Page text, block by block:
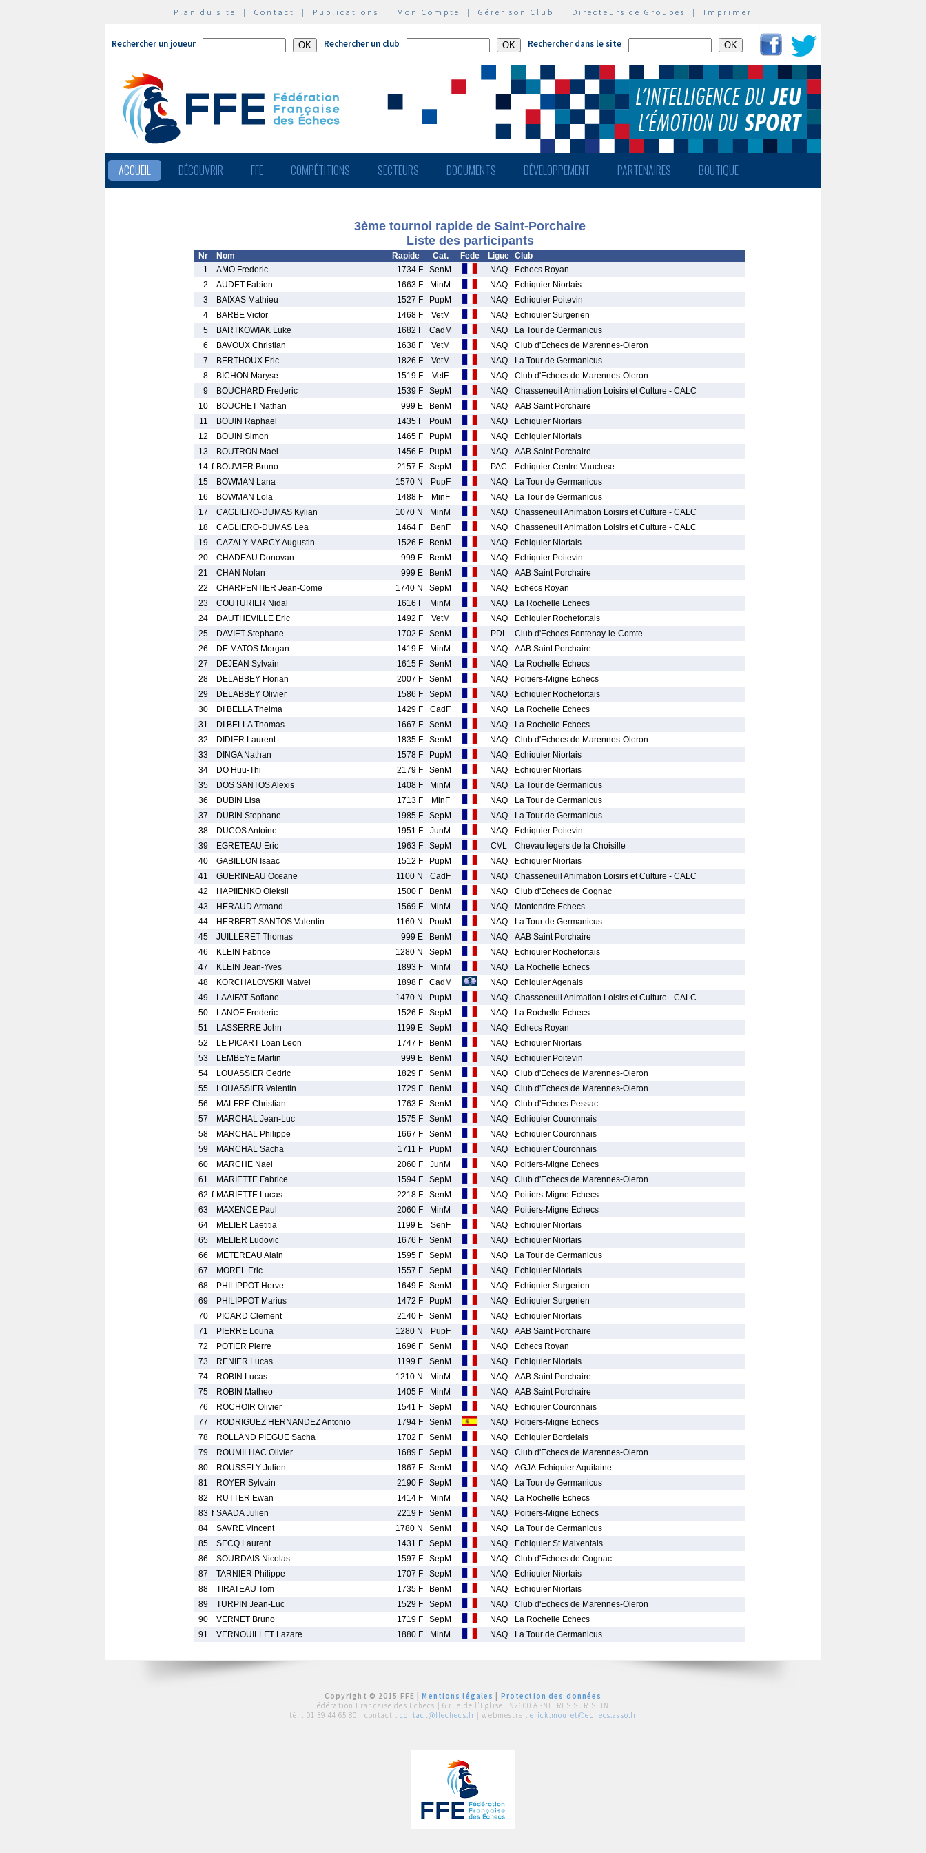
Plan du site | Contact | Publications | Mon Compte | Gérer son Club | Directeurs de Groupes | Imprimer
Rechercher un joueur Rechercher un club Rechercher dans le site
ACCUEIL DÉCOUVRIR FFE COMPÉTITIONS SECTEURS DOCUMENTS DÉVELOPPEMENT PARTENAIRES BOUTIQUE
3ème tournoi rapide de Saint-Porchaire
Liste des participants
Nr Nom Rapide Cat. Fede Ligue Club
1
AMO Frederic 1734 F SenM NAQ
Echecs Royan
2
AUDET Fabien 1663 F MinM NAQ
Echiquier Niortais
3
BAIXAS Mathieu 1527 F PupM NAQ
Echiquier Poitevin
4
BARBE Victor 1468 F VetM NAQ
Echiquier Surgerien
5
BARTKOWIAK Luke 1682 F CadM NAQ
La Tour de Germanicus
6
BAVOUX Christian 1638 F VetM NAQ
Club d'Echecs de Marennes-Oleron
7
BERTHOUX Eric 1826 F VetM NAQ
La Tour de Germanicus
8
BICHON Maryse 1519 F VetF NAQ
Club d'Echecs de Marennes-Oleron
9
BOUCHARD Frederic 1539 F SepM NAQ
Chasseneuil Animation Loisirs et Culture - CALC
10
BOUCHET Nathan 999 E BenM NAQ
AAB Saint Porchaire
11
BOUIN Raphael 1435 F PouM NAQ
Echiquier Niortais
12
BOUIN Simon 1465 F PupM NAQ
Echiquier Niortais
13
BOUTRON Mael 1456 F PupM NAQ
AAB Saint Porchaire
14 f BOUVIER Bruno 2157 F SepM PAC
Echiquier Centre Vaucluse
15
BOWMAN Lana 1570 N PupF NAQ
La Tour de Germanicus
16
BOWMAN Lola 1488 F MinF NAQ
La Tour de Germanicus
17
CAGLIERO-DUMAS Kylian 1070 N MinM NAQ
Chasseneuil Animation Loisirs et Culture - CALC
18
CAGLIERO-DUMAS Lea 1464 F BenF NAQ
Chasseneuil Animation Loisirs et Culture - CALC
19
CAZALY MARCY Augustin 1526 F BenM NAQ
Echiquier Niortais
20
CHADEAU Donovan 999 E BenM NAQ
Echiquier Poitevin
21
CHAN Nolan 999 E BenM NAQ
AAB Saint Porchaire
22
CHARPENTIER Jean-Come 1740 N SepM NAQ
Echecs Royan
23
COUTURIER Nidal 1616 F MinM NAQ
La Rochelle Echecs
24
DAUTHEVILLE Eric 1492 F VetM NAQ
Echiquier Rochefortais
25
DAVIET Stephane 1702 F SenM PDL
Club d'Echecs Fontenay-le-Comte
26
DE MATOS Morgan 1419 F MinM NAQ
AAB Saint Porchaire
27
DEJEAN Sylvain 1615 F SenM NAQ
La Rochelle Echecs
28
DELABBEY Florian 2007 F SenM NAQ
Poitiers-Migne Echecs
29
DELABBEY Olivier 1586 F SepM NAQ
Echiquier Rochefortais
30
DI BELLA Thelma 1429 F CadF NAQ
La Rochelle Echecs
31
DI BELLA Thomas 1667 F SenM NAQ
La Rochelle Echecs
32
DIDIER Laurent 1835 F SenM NAQ
Club d'Echecs de Marennes-Oleron
33
DINGA Nathan 1578 F PupM NAQ
Echiquier Niortais
34
DO Huu-Thi 2179 F SenM NAQ
Echiquier Niortais
35
DOS SANTOS Alexis 1408 F MinM NAQ
La Tour de Germanicus
36
DUBIN Lisa 1713 F MinF NAQ
La Tour de Germanicus
37
DUBIN Stephane 1985 F SepM NAQ
La Tour de Germanicus
38
DUCOS Antoine 1951 F JunM NAQ
Echiquier Poitevin
39
EGRETEAU Eric 1963 F SepM CVL
Chevau légers de la Choisille
40
GABILLON Isaac 1512 F PupM NAQ
Echiquier Niortais
41
GUERINEAU Oceane 1100 N CadF NAQ
Chasseneuil Animation Loisirs et Culture - CALC
42
HAPIIENKO Oleksii 1500 F BenM NAQ
Club d'Echecs de Cognac
43
HERAUD Armand 1569 F MinM NAQ
Montendre Echecs
44
HERBERT-SANTOS Valentin 1160 N PouM NAQ
La Tour de Germanicus
45
JUILLERET Thomas 999 E BenM NAQ
AAB Saint Porchaire
46
KLEIN Fabrice 1280 N SepM NAQ
Echiquier Rochefortais
47
KLEIN Jean-Yves 1893 F MinM NAQ
La Rochelle Echecs
48
KORCHALOVSKII Matvei 1898 F CadM NAQ
Echiquier Agenais
49
LAAIFAT Sofiane 1470 N PupM NAQ
Chasseneuil Animation Loisirs et Culture - CALC
50
LANOE Frederic 1526 F SepM NAQ
La Rochelle Echecs
51
LASSERRE John 1199 E SepM NAQ
Echecs Royan
52
LE PICART Loan Leon 1747 F BenM NAQ
Echiquier Niortais
53
LEMBEYE Martin 999 E BenM NAQ
Echiquier Poitevin
54
LOUASSIER Cedric 1829 F SenM NAQ
Club d'Echecs de Marennes-Oleron
55
LOUASSIER Valentin 1729 F BenM NAQ
Club d'Echecs de Marennes-Oleron
56
MALFRE Christian 1763 F SenM NAQ
Club d'Echecs Pessac
57
MARCHAL Jean-Luc 1575 F SenM NAQ
Echiquier Couronnais
58
MARCHAL Philippe 1667 F SenM NAQ
Echiquier Couronnais
59
MARCHAL Sacha 1711 F PupM NAQ
Echiquier Couronnais
60
MARCHE Nael 2060 F JunM NAQ
Poitiers-Migne Echecs
61
MARIETTE Fabrice 1594 F SepM NAQ
Club d'Echecs de Marennes-Oleron
62 f MARIETTE Lucas 2218 F SenM NAQ
Poitiers-Migne Echecs
63
MAXENCE Paul 2060 F MinM NAQ
Poitiers-Migne Echecs
64
MELIER Laetitia 1199 E SenF NAQ
Echiquier Niortais
65
MELIER Ludovic 1676 F SenM NAQ
Echiquier Niortais
66
METEREAU Alain 1595 F SepM NAQ
La Tour de Germanicus
67
MOREL Eric 1557 F SepM NAQ
Echiquier Niortais
68
PHILIPPOT Herve 1649 F SenM NAQ
Echiquier Surgerien
69
PHILIPPOT Marius 1472 F PupM NAQ
Echiquier Surgerien
70
PICARD Clement 2140 F SenM NAQ
Echiquier Niortais
71
PIERRE Louna 1280 N PupF NAQ
AAB Saint Porchaire
72
POTIER Pierre 1696 F SenM NAQ
Echecs Royan
73
RENIER Lucas 1199 E SenM NAQ
Echiquier Niortais
74
ROBIN Lucas 1210 N MinM NAQ
AAB Saint Porchaire
75
ROBIN Matheo 1405 F MinM NAQ
AAB Saint Porchaire
76
ROCHOIR Olivier 1541 F SepM NAQ
Echiquier Couronnais
77
RODRIGUEZ HERNANDEZ Antonio 1794 F SenM NAQ
Poitiers-Migne Echecs
78
ROLLAND PIEGUE Sacha 1702 F SenM NAQ
Echiquier Bordelais
79
ROUMILHAC Olivier 1689 F SepM NAQ
Club d'Echecs de Marennes-Oleron
80
ROUSSELY Julien 1867 F SenM NAQ
AGJA-Echiquier Aquitaine
81
ROYER Sylvain 2190 F SepM NAQ
La Tour de Germanicus
82
RUTTER Ewan 1414 F MinM NAQ
La Rochelle Echecs
83 f SAADA Julien 2219 F SenM NAQ
Poitiers-Migne Echecs
84
SAVRE Vincent 1780 N SenM NAQ
La Tour de Germanicus
85
SECQ Laurent 1431 F SepM NAQ
Echiquier St Maixentais
86
SOURDAIS Nicolas 1597 F SepM NAQ
Club d'Echecs de Cognac
87
TARNIER Philippe 1707 F SepM NAQ
Echiquier Niortais
88
TIRATEAU Tom 1735 F BenM NAQ
Echiquier Niortais
89
TURPIN Jean-Luc 1529 F SepM NAQ
Club d'Echecs de Marennes-Oleron
90
VERNET Bruno 1719 F SepM NAQ
La Rochelle Echecs
91
VERNOUILLET Lazare 1880 F MinM NAQ La Tour de Germanicus
Copyright © 2015 FFE |Mentions légales
Protection des données
Fédération Française des Echecs | 6 rue de l'Eglise | 92600 ASNIERES SUR SEINE
tél : 01 39 44 65 80 | contact : contact@ffechecs.fr | webmestre : erick.mouret@echecs.asso.fr